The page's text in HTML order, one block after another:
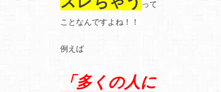
って
ことなんですよね！！
例えば
「多くの人に